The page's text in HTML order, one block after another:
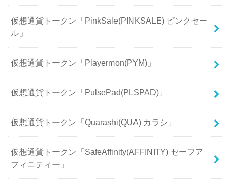
仮想通貨トークン「PinkSale(PINKSALE) ピンクセー
ル」
仮想通貨トークン「Playermon(PYM)」
仮想通貨トークン「PulsePad(PLSPAD)」
仮想通貨トークン「Quarashi(QUA) カラシ」
仮想通貨トークン「SafeAffinity(AFFINITY) セーフア
フィニティー」